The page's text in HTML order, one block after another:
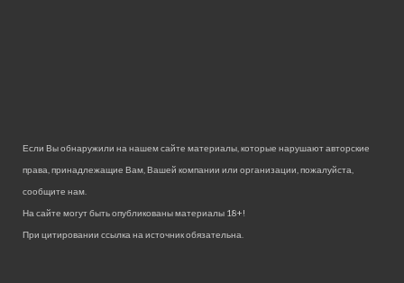
Если Вы обнаружили на нашем сайте материалы, которые нарушают авторские
права, принадлежащие Вам, Вашей компании или организации, пожалуйста,
сообщите нам.
На сайте могут быть опубликованы материалы 18+!
При цитировании ссылка на источник обязательна.